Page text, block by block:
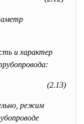
и характер
(2.13)
режим